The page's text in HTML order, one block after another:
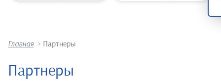
Главная > Партнеры
Партнеры